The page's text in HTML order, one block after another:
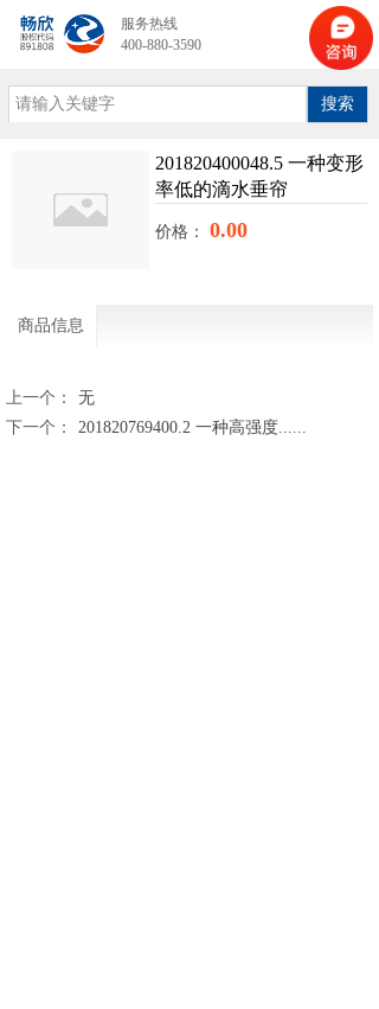
搜索
201820400048.5 一种变形
率低的滴水垂帘
价格： 0.00
商品信息
上一个：
无
下一个：
201820769400.2 一种高强度......
服务热线
400-880-3590